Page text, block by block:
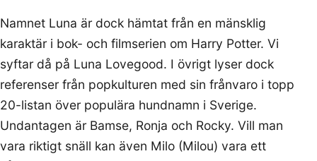
Namnet Luna är dock hämtat från en mänsklig
karaktär i bok- och filmserien om Harry Potter. Vi
syftar då på Luna Lovegood. I övrigt lyser dock
referenser från popkulturen med sin frånvaro i topp
20-listan över populära hundnamn i Sverige.
Undantagen är Bamse, Ronja och Rocky. Vill man
vara riktigt snäll kan även Milo (Milou) vara ett